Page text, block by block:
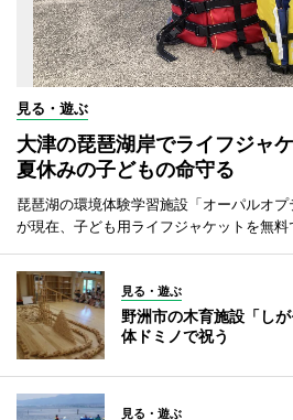
見る・遊ぶ
大津の琵琶湖岸でライフジャ
夏休みの子どもの命守る
琵琶湖の環境体験学習施設「オーパルオプ
が現在、子ども用ライフジャケットを無料
見る・遊ぶ
野洲市の木育施設「し
体ドミノで祝う
見る・遊ぶ